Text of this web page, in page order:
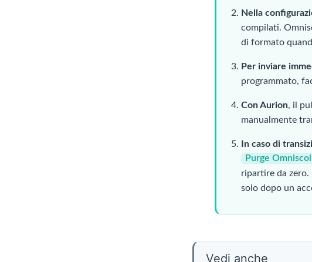
Nella
compilati.
di formato
Per inviare
programmato,
Con Aurion, il
manualmente
In caso di
Purge Omniscol
ripartire da zero.
solo dopo un
Vedi anche